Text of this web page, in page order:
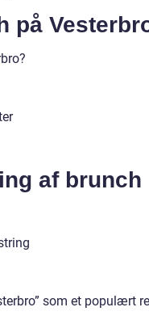
på
af brunch
som et populært